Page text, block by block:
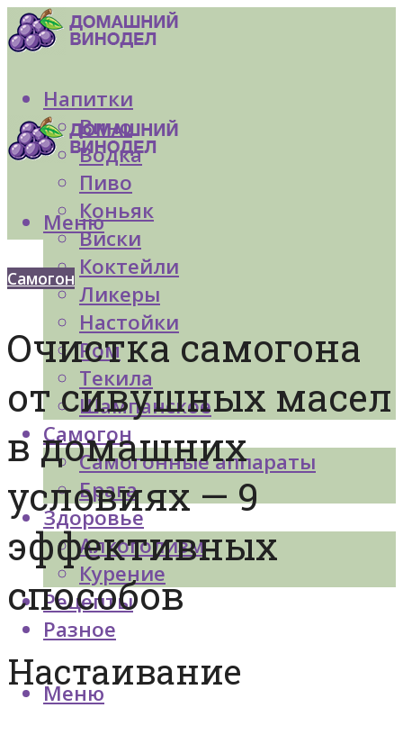
Напитки
Вино
Водка
Пиво
Коньяк
Виски
Коктейли
Ликеры
Настойки
Ром
Текила
Шампанское
Самогон
Самогонные аппараты
Брага
Здоровье
Алкоголизм
Курение
Рецепты
Разное
Меню
Меню
Самогон
Очистка самогона
от сивушных масел
в домашних
условиях — 9
эффективных
способов
Настаивание